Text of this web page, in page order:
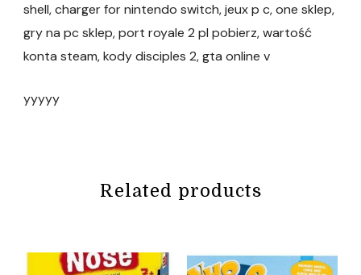
shell, charger for nintendo switch, jeux p c, one sklep,
gry na pc sklep, port royale 2 pl pobierz, wartość
konta steam, kody disciples 2, gta online v
yyyyy
Related products